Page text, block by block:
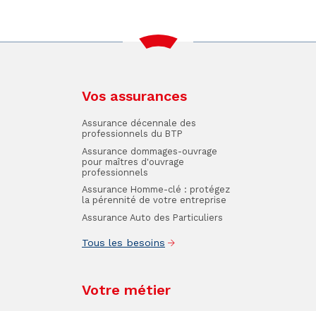
Vos assurances
Assurance décennale des
professionnels du BTP
Assurance dommages-ouvrage
pour maîtres d'ouvrage
professionnels
Assurance Homme-clé : protégez
la pérennité de votre entreprise
Assurance Auto des Particuliers
Tous les besoins
Votre métier